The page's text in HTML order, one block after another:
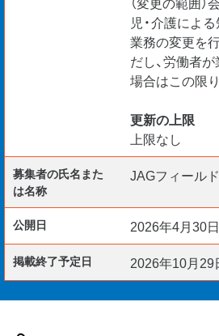
児・介護によ
業務の変更を
だし、労働者
場合はこの限
更新の上限
上限なし
募集者の氏名また
は名称
JAGフィール
公開日 2026年4月30日
掲載終了予定日 2026年10月29